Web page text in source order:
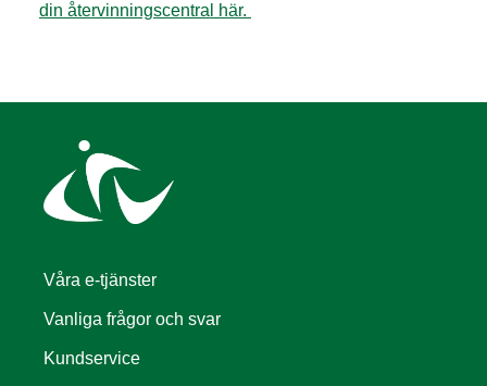
din återvinningscentral här.
Våra e-tjänster
Vanliga frågor och svar
Kundservice